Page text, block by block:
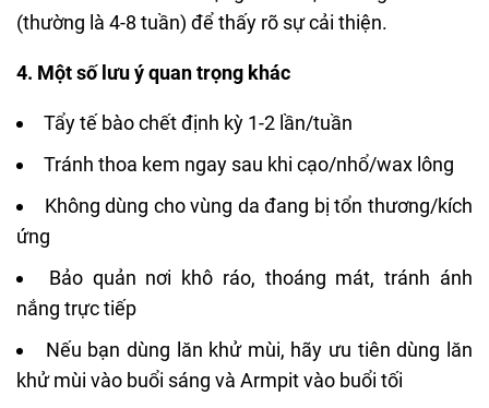
(thường là 4-8 tuần) để thấy rõ sự cải thiện.
4. Một số lưu ý quan trọng khác
Tẩy tế bào chết định kỳ 1-2 lần/tuần
Tránh thoa kem ngay sau khi cạo/nhổ/wax lông
Không dùng cho vùng da đang bị tổn thương/kích
ứng
Bảo quản nơi khô ráo, thoáng mát, tránh ánh
nắng trực tiếp
Nếu bạn dùng lăn khử mùi, hãy ưu tiên dùng lăn
khử mùi vào buổi sáng và Armpit vào buổi tối